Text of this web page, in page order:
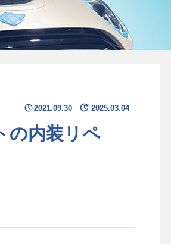
2021.09.30 2025.03.04
の内装リペ